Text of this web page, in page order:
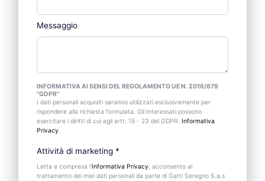
Messaggio
INFORMATIVA AI SENSI DEL REGOLAMENTO UE N. 2016/679
"GDPR"
I dati personali acquisiti saranno utilizzati esclusivamente per
rispondere alla richiesta formulata. Gli Interessati possono
esercitare i diritti di cui agli artt. 15 - 23 del GDPR. Informativa
Privacy.
Attività di marketing *
Letta e compresa l’Informativa Privacy, acconsento al
trattamento dei miei dati personali da parte di Gatti Seregno S.a.s